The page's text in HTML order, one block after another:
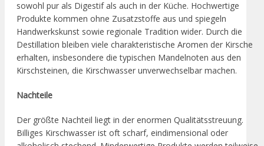
sowohl pur als Digestif als auch in der Küche. Hochwertige
Produkte kommen ohne Zusatzstoffe aus und spiegeln
Handwerkskunst sowie regionale Tradition wider. Durch die
Destillation bleiben viele charakteristische Aromen der Kirsche
erhalten, insbesondere die typischen Mandelnoten aus den
Kirschsteinen, die Kirschwasser unverwechselbar machen.
Nachteile
Der größte Nachteil liegt in der enormen Qualitätsstreuung.
Billiges Kirschwasser ist oft scharf, eindimensional oder